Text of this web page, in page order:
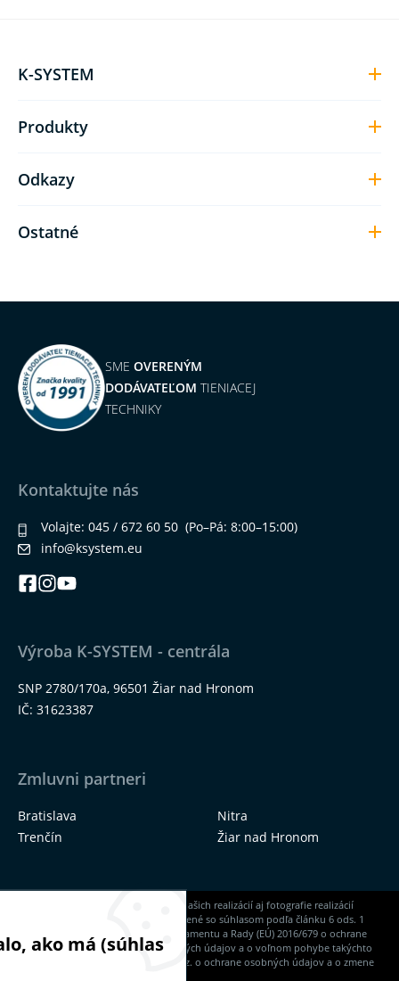
K-SYSTEM
Produkty
Odkazy
Ostatné
SME OVERENÝM
DODÁVATEĽOM TIENIACEJ
TECHNIKY
Kontaktujte nás
Volajte: 045 / 672 60 50 (Po–Pá: 8:00–15:00)
info@ksystem.eu
Výroba K-SYSTEM - centrála
SNP 2780/170a, 96501 Žiar nad Hronom
IČ: 31623387
Zmluvni partneri
Bratislava
Nitra
Trenčín
Žiar nad Hronom
Na našich stránkach nájdete okrem našich realizácií aj fotografie realizácií
našich dodávateľov, ktoré sú zverejnené so súhlasom podľa článku 6 ods. 1
písm. a) Nariadenia Európskeho parlamentu a Rady (EÚ) 2016/679 o ochrane
fyzických osôb pri spracúvaní osobných údajov a o voľnom pohybe takýchto
údajov a zákona NR SR č. 18/2018 Z. z. o ochrane osobných údajov a o zmene
ako má (súhlas